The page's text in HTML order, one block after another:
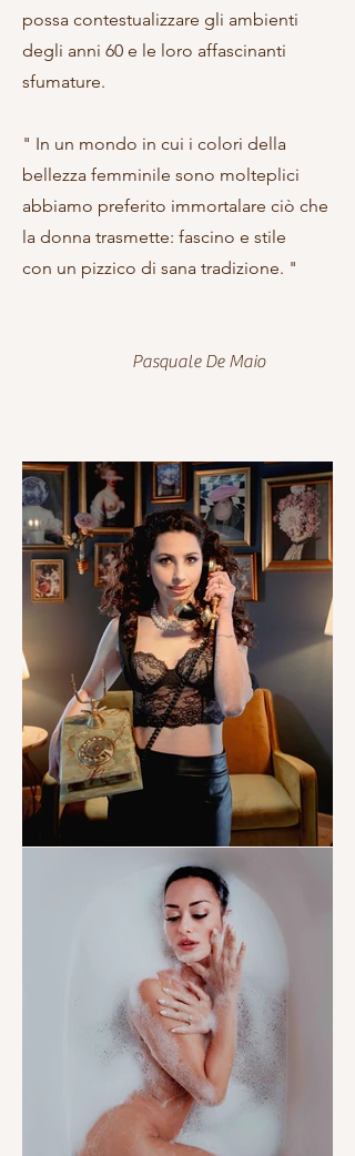
possa contestualizzare gli ambienti
degli anni 60 e le loro affascinanti
sfumature.
" In un mondo in cui i colori della
bellezza femminile sono molteplici
abbiamo preferito immortalare ciò che
la donna trasmette: fascino e stile
con un pizzico di sana tradizione. "
Pasquale De Maio